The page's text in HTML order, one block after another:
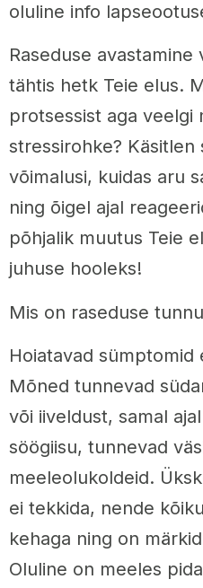
oluline info
Raseduse avastamine
tähtis hetk Teie elus.
protsessist aga veelgi
stressirohke? Käsitlen
võimalusi, kuidas aru
ning õigel ajal
põhjalik muutus Teie
juhuse hooleks!
Mis on raseduse
Hoiatavad sümptomid
Mõned tunnevad
või iiveldust, samal
söögiisu, tunnevad
meeleolukoldeid.
ei tekkida, nende
kehaga ning on
Oluline on meeles